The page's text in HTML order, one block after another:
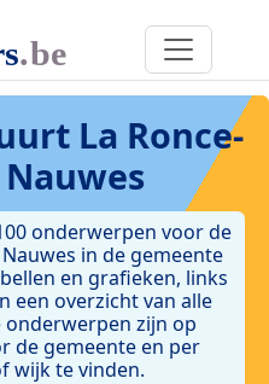
La Ronce-
Nauwes
onderwerpen voor de
in de gemeente
en grafieken, links
een overzicht van alle
onderwerpen zijn op
de gemeente en per
wijk te vinden.